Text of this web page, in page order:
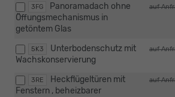
3FG auf
Panoramadach ohne
Öffungsmechanismus in
getöntem Glas
5K3 auf
Unterbodenschutz mit
Wachskonservierung
3RE auf
Heckflügeltüren mit
Fenstern , beheizbarer